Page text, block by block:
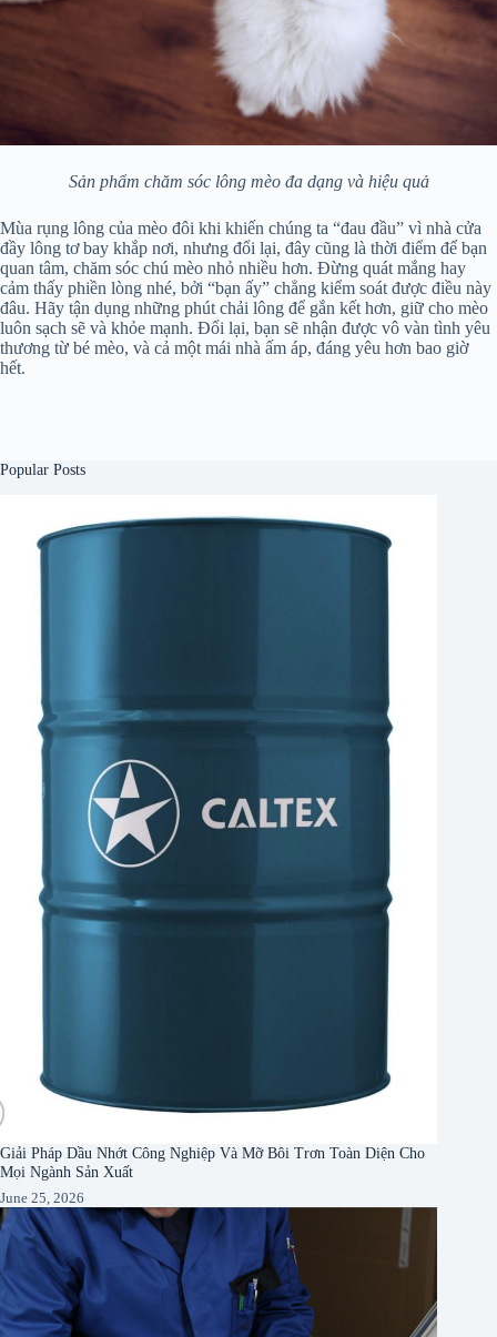
Sản phẩm chăm sóc lông mèo đa dạng và hiệu quả
Mùa rụng lông của mèo đôi khi khiến chúng ta “đau đầu” vì nhà cửa
đầy lông tơ bay khắp nơi, nhưng đổi lại, đây cũng là thời điểm để bạn
quan tâm, chăm sóc chú mèo nhỏ nhiều hơn. Đừng quát mắng hay
cảm thấy phiền lòng nhé, bởi “bạn ấy” chẳng kiểm soát được điều này
đâu. Hãy tận dụng những phút chải lông để gắn kết hơn, giữ cho mèo
luôn sạch sẽ và khỏe mạnh. Đổi lại, bạn sẽ nhận được vô vàn tình yêu
thương từ bé mèo, và cả một mái nhà ấm áp, đáng yêu hơn bao giờ
hết.
Popular Posts
Giải Pháp Dầu Nhớt Công Nghiệp Và Mỡ Bôi Trơn Toàn Diện Cho
Mọi Ngành Sản Xuất
June 25, 2026